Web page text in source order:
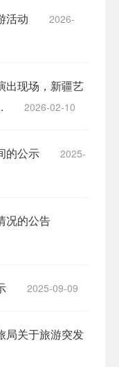
活动
2026-
出现场，新疆艺
2026-02-10
的公示
2025-
况的公告
2025-09-09
局关于旅游突发